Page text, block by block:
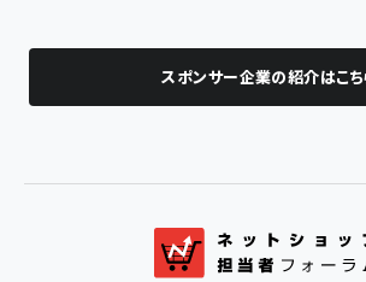
スポンサー企業の紹介はこち